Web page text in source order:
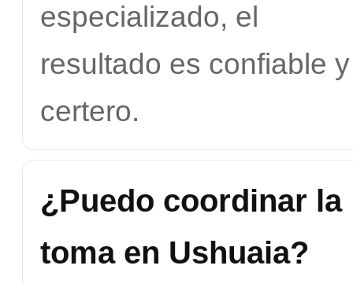
especializado, el
resultado es confiable y
certero.
¿Puedo coordinar la
toma en Ushuaia?